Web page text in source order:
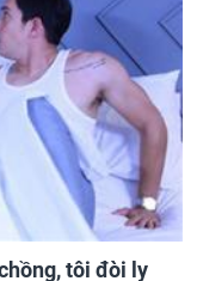
tôi đòi ly